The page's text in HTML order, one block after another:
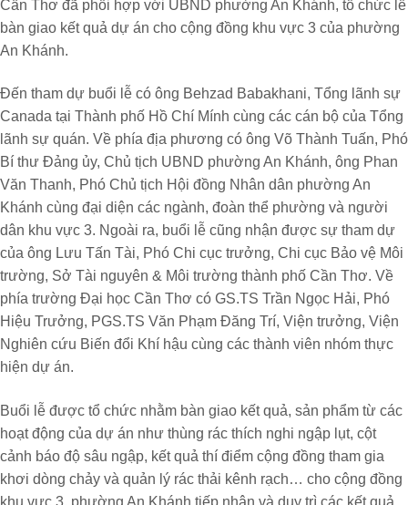
Cần Thơ đã phối hợp với UBND phường An Khánh, tổ chức lễ
bàn giao kết quả dự án cho cộng đồng khu vực 3 của phường
An Khánh.
Đến tham dự buổi lễ có ông Behzad Babakhani, Tổng lãnh sự
Canada tại Thành phố Hồ Chí Mính cùng các cán bộ của Tổng
lãnh sự quán. Về phía địa phương có ông Võ Thành Tuấn, Phó
Bí thư Đảng ủy, Chủ tịch UBND phường An Khánh, ông Phan
Văn Thanh, Phó Chủ tịch Hội đồng Nhân dân phường An
Khánh cùng đại diện các ngành, đoàn thể phường và người
dân khu vực 3. Ngoài ra, buổi lễ cũng nhận được sự tham dự
của ông Lưu Tấn Tài, Phó Chi cục trưởng, Chi cục Bảo vệ Môi
trường, Sở Tài nguyên & Môi trường thành phố Cần Thơ. Về
phía trường Đại học Cần Thơ có GS.TS Trần Ngọc Hải, Phó
Hiệu Trưởng, PGS.TS Văn Phạm Đăng Trí, Viện trưởng, Viện
Nghiên cứu Biến đổi Khí hậu cùng các thành viên nhóm thực
hiện dự án.
Buổi lễ được tổ chức nhằm bàn giao kết quả, sản phẩm từ các
hoạt động của dự án như thùng rác thích nghi ngập lụt, cột
cảnh báo độ sâu ngập, kết quả thí điểm cộng đồng tham gia
khơi dòng chảy và quản lý rác thải kênh rạch… cho cộng đồng
khu vực 3, phường An Khánh tiếp nhận và duy trì các kết quả